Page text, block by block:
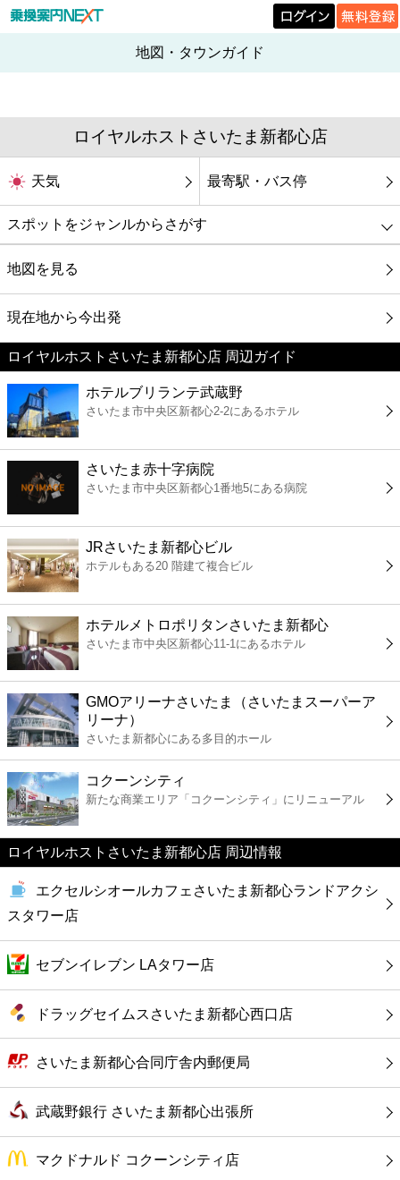
地図・タウンガイド
ロイヤルホストさいたま新都心店
天気 最寄駅・バス停
スポットをジャンルからさがす
グルメ
映画
美容
コンビニ
薬局
スーパー
エンタメ
レジャー
書店
ファミレス
ファーストフード
カフェ
ショッピング
銀行
公共
病院
地図を見る
現在地から今出発
ロイヤルホストさいたま新都心店 周辺ガイド
ホテルブリランテ武蔵野
さいたま市中央区新都心2-2にあるホテル
さいたま赤十字病院
さいたま市中央区新都心1番地5にある病院
JRさいたま新都心ビル
ホテルもある20 階建て複合ビル
ホテルメトロポリタンさいたま新都心
さいたま市中央区新都心11-1にあるホテル
GMOアリーナさいたま（さいたまスーパーア
リーナ）
さいたま新都心にある多目的ホール
コクーンシティ
新たな商業エリア「コクーンシティ」にリニューアル
ロイヤルホストさいたま新都心店 周辺情報
エクセルシオールカフェさいたま新都心ランドアクシ
スタワー店
セブンイレブン LAタワー店
ドラッグセイムスさいたま新都心西口店
さいたま新都心合同庁舎内郵便局
武蔵野銀行 さいたま新都心出張所
マクドナルド コクーンシティ店